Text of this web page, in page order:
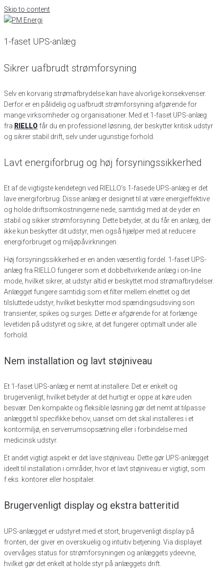
Skip to content
1-faset UPS-anlæg
Sikrer uafbrudt strømforsyning
Selv en korvarig strømafbrydelse kan have alvorlige konsekvenser.
Derfor er en pålidelig og uafbrudt strømforsyning afgørende for
mange virksomheder og organisationer. Med et 1-faset UPS-anlæg
fra RIELLO får du en professionel løsning, der beskytter kritisk udstyr
og sikrer stabil drift, selv under ugunstige forhold.
Lavt energiforbrug og høj forsyningssikkerhed
Et af de vigtigste kendetegn ved RIELLO’s 1-fasede UPS-anlæg er det
lave energiforbrug. Disse anlæg er designet til at være energieffektive
og holde driftsomkostningerne nede, samtidig med at de yder en
stabil og sikker strømforsyning. Dette betyder, at du får en anlæg, der
ikke kun beskytter dit udstyr, men også hjælper med at reducere
energiforbruget og miljøpåvirkningen.
Høj forsyningssikkerhed er en anden væsentlig fordel. 1-faset UPS-
anlæg fra RIELLO fungerer som et dobbeltvirkende anlæg i on-line
mode, hvilket sikrer, at udstyr altid er beskyttet mod strømafbrydelser.
Anlægget fungere samtidig som et filter mellem elnettet og det
tilsluttede udstyr, hvilket beskytter mod spændingsudsving son
transienter, spikes og surges. Dette er afgørende for at forlænge
levetiden på udstyret og sikre, at det fungerer optimalt under alle
forhold.
Nem installation og lavt støjniveau
Et 1-faset UPS-anlæg er nemt at installere. Det er enkelt og
brugervenligt, hvilket betyder at det hurtigt er oppe at køre uden
besvær. Den kompakte og fleksible løsning gør det nemt at tilpasse
anlægget til specifikke behov, uanset om det skal installeres i et
kontormiljø, en serverrumsopsætning eller i forbindelse med
medicinsk udstyr.
Et andet vigtigt aspekt er det lave støjniveau. Dette gør UPS-anlægget
ideelt til installation i områder, hvor et lavt støjniveau er vigtigt, som
f.eks. kontorer eller hospitaler.
Brugervenligt display og ekstra batteritid
UPS-anlægget er udstyret med et stort, brugervenligt display på
fronten, der giver en overskuelig og intuitiv betjening. Via displayet
overvåges status for strømforsyningen og anlæggets ydeevne,
hvilket gør det enkelt at holde styr på anlæggets drift.